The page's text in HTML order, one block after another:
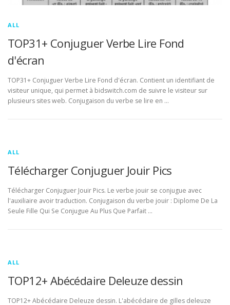
ALL
TOP31+ Conjuguer Verbe Lire Fond
d'écran
TOP31+ Conjuguer Verbe Lire Fond d'écran. Contient un identifiant de
visiteur unique, qui permet à bidswitch.com de suivre le visiteur sur
plusieurs sites web. Conjugaison du verbe se lire en …
ALL
Télécharger Conjuguer Jouir Pics
Télécharger Conjuguer Jouir Pics. Le verbe jouir se conjugue avec
l'auxiliaire avoir traduction. Conjugaison du verbe jouir : Diplome De La
Seule Fille Qui Se Conjugue Au Plus Que Parfait …
ALL
TOP12+ Abécédaire Deleuze dessin
TOP12+ Abécédaire Deleuze dessin. L'abécédaire de gilles deleuze